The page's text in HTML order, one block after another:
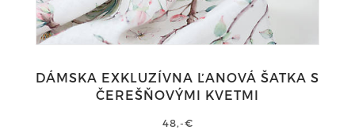
DÁMSKA EXKLUZÍVNA ĽANOVÁ ŠATKA S
ČEREŠŇOVÝMI KVETMI
48,-€